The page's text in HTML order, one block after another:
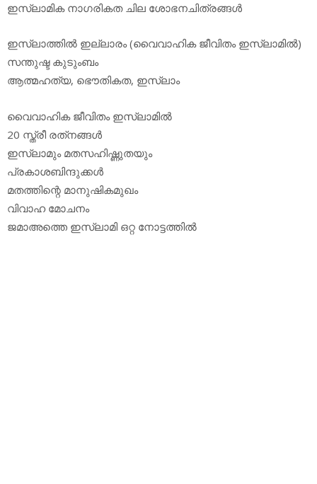
ഇസ്‌ലാമിക നാഗരികത ചില ശോഭനചിത്രങ്ങള്‍
ഇസ്‌ലാത്തില്‍ ഇല്ലാരം (വൈവാഹിക ജീവിതം ഇസ്‌ലാമില്‍)
സന്തുഷ്ട കുടുംബം
ആത്മഹത്യ, ഭൌതികത, ഇസ്‌ലാം
വൈവാഹിക ജീവിതം ഇസ്‌ലാമില്‍
20 സ്ത്രീ രത്‌നങ്ങള്‍
ഇസ്‌ലാമും മതസഹിഷ്ണുതയും
പ്രകാശബിന്ദുക്കള്‍
മതത്തിന്റെ മാനുഷികമുഖം
വിവാഹ മോചനം
ജമാഅത്തെ ഇസ്‌ലാമി ഒറ്റ നോട്ടത്തില്‍